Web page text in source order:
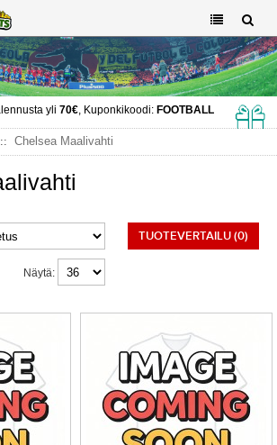
yli 70€, Kuponkikoodi: FOOTBALL
Chelsea Maalivahti
TUOTEVERTAILU (0)
Näytä: